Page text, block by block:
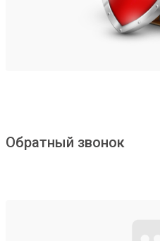
Обратный звонок